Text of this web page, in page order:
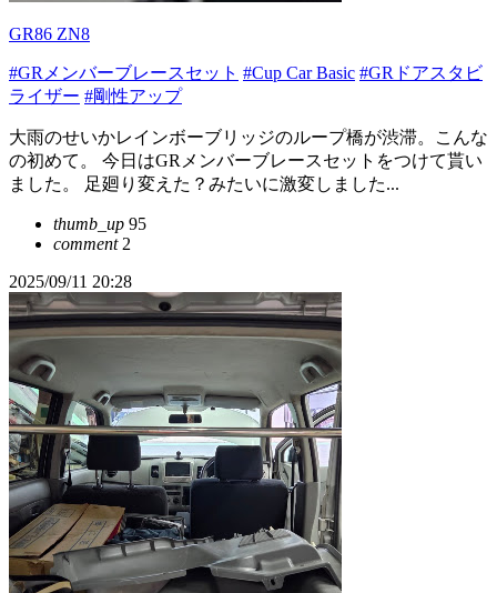
GR86 ZN8
#GRメンバーブレースセット #Cup Car Basic #GRドアスタビ
ライザー #剛性アップ
大雨のせいかレインボーブリッジのループ橋が渋滞。こんな
の初めて。 今日はGRメンバーブレースセットをつけて貰い
ました。 足廻り変えた？みたいに激変しました...
thumb_up 95
comment2
2025/09/11 20:28